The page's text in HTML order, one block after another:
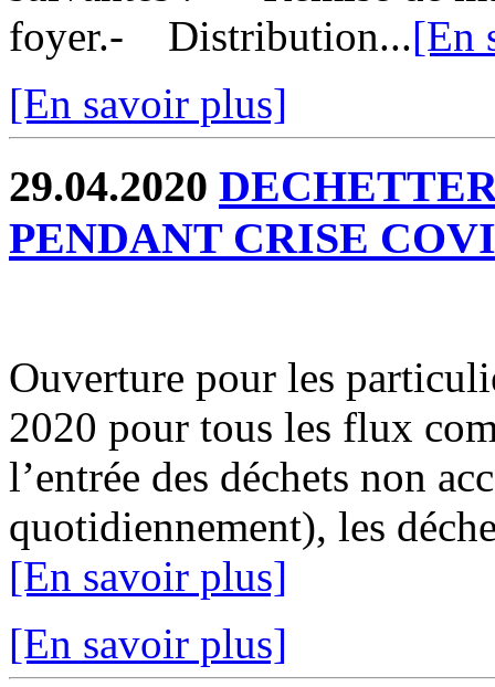
foyer.- Distribution...[En
[En savoir plus]
29.04.2020
PENDANT CRISE
Ouverture pour les
2020 pour tous les flux
l’entrée des déchets non
quotidiennement), les
[En savoir plus]
[En savoir plus]